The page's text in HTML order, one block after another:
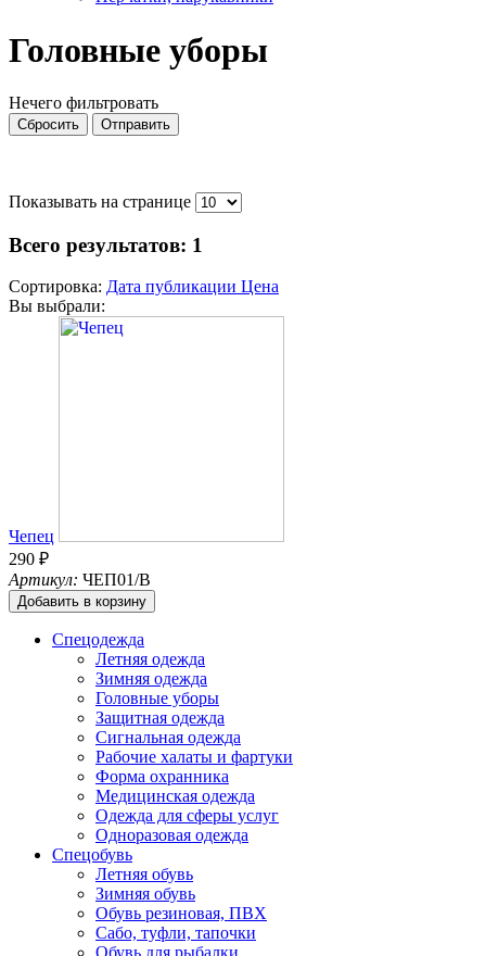
Головные уборы
Нечего фильтровать
Сбросить Отправить
Показывать на странице
Всего результатов: 1
Сортировка: Дата публикации Цена
Вы выбрали:
Чепец
290 ₽
Артикул: ЧЕП01/В
Добавить в корзину
Спецодежда
Летняя одежда
Зимняя одежда
Головные уборы
Защитная одежда
Сигнальная одежда
Рабочие халаты и фартуки
Форма охранника
Медицинская одежда
Одежда для сферы услуг
Одноразовая одежда
Спецобувь
Летняя обувь
Зимняя обувь
Обувь резиновая, ПВХ
Сабо, туфли, тапочки